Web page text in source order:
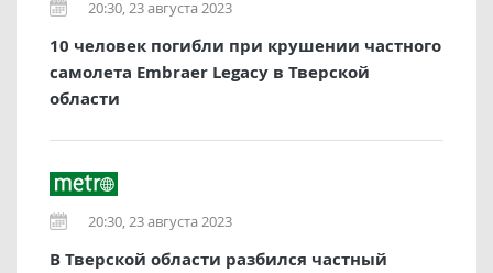
20:30, 23 августа 2023
10 человек погибли при крушении частного
самолета Embraer Legacy в Тверской
области
20:30, 23 августа 2023
В Тверской области разбился частный